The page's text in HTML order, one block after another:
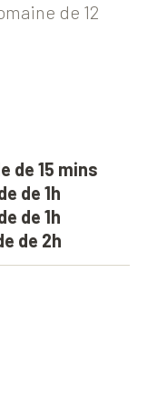
de 12
de 15 mins
de 1h
de 1h
de 2h